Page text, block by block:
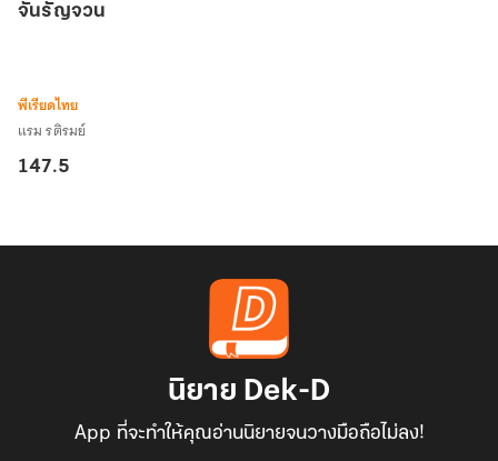
รัญจวน
จันรัญจวน
พีเรียดไทย
แรม รติรมย์
147.5
นิยาย Dek-D
App ที่จะทำให้คุณอ่านนิยายจนวางมือถือไม่ลง!